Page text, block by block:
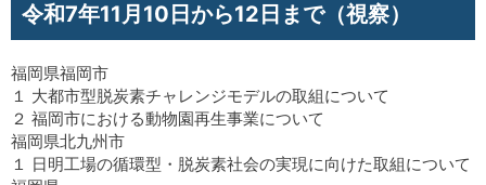
令和7年11月10日から12日まで（視察）
福岡県福岡市
１ 大都市型脱炭素チャレンジモデルの取組について
２ 福岡市における動物園再生事業について
福岡県北九州市
１ 日明工場の循環型・脱炭素社会の実現に向けた取組について